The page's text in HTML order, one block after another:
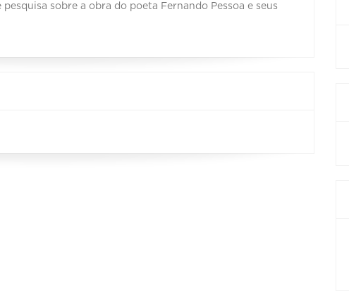
sobre a obra do poeta Fernando Pessoa e seus